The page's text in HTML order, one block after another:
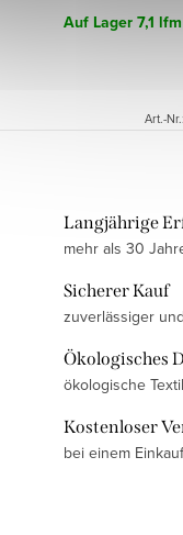
Auf Lager7,1 lfm
Art.-Nr.:
Langjährige
mehr als 30
Sicherer Kauf
zuverlässiger
Ökologisches
ökologische
Kostenloser
bei einem